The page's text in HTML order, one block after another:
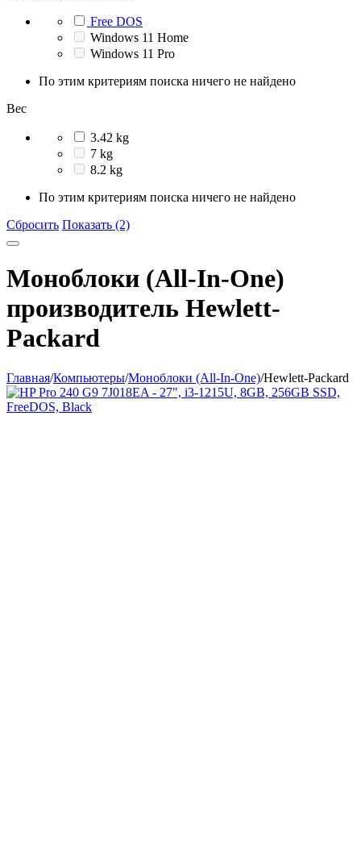
Free DOS
Windows 11 Home
Windows 11 Pro
По этим критериям поиска ничего не найдено
Вес
3.42 kg
7 kg
8.2 kg
По этим критериям поиска ничего не найдено
Сбросить Показать (2)
Моноблоки (All-In-One)
производитель Hewlett-
Packard
Главная/Компьютеры/Моноблоки (All-In-One)/Hewlett-Packard